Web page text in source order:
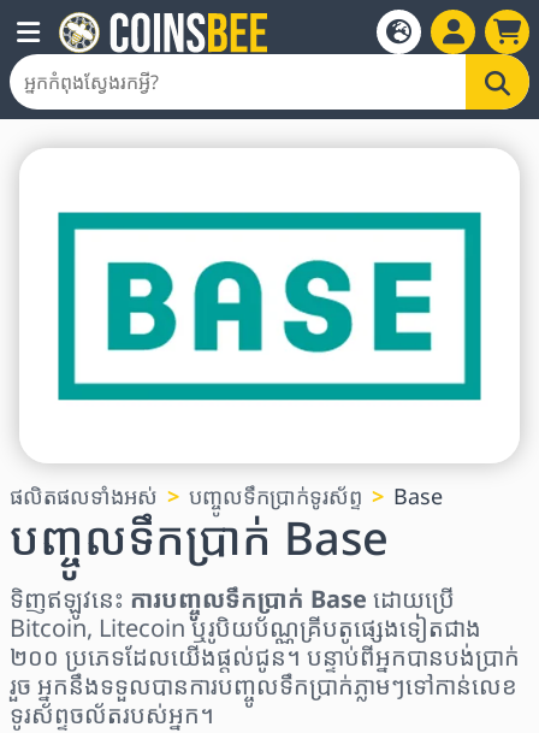
ផលិតផលទាំងអស់ បញ្ចូលទឹកប្រាក់ទូរស័ព្ទ Base
បញ្ចូលទឹកប្រាក់ Base
ទិញឥឡូវនេះ ការបញ្ចូលទឹកប្រាក់ Base ដោយប្រើ
Bitcoin, Litecoin ឬរូបិយប័ណ្ណគ្រីបតូផ្សេងទៀតជាង
២០០ ប្រភេទដែលយើងផ្តល់ជូន។ បន្ទាប់ពីអ្នកបានបង់ប្រាក់
រួច អ្នកនឹងទទួលបានការបញ្ចូលទឹកប្រាក់ភ្លាមៗទៅកាន់លេខ
ទូរស័ព្ទចល័តរបស់អ្នក។